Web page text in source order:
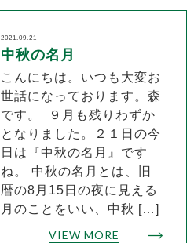
2021.09.21
中秋の名月
こんにちは。いつも大変お
世話になっております。森
です。 ９月も残りわずか
となりました。２１日の今
日は『中秋の名月』です
ね。 中秋の名月とは、旧
暦の8月15日の夜に見える
月のことをいい、中秋 […]
VIEW MORE